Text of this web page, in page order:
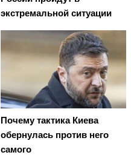
экстремальной ситуации
Почему тактика Киева
обернулась против него
самого